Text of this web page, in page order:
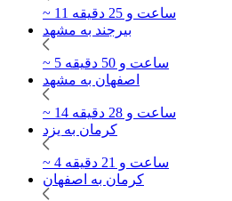
~ 11 ساعت و 25 دقیقه
بیرجند به مشهد
~ 5 ساعت و 50 دقیقه
اصفهان به مشهد
~ 14 ساعت و 28 دقیقه
کرمان به یزد
~ 4 ساعت و 21 دقیقه
کرمان به اصفهان